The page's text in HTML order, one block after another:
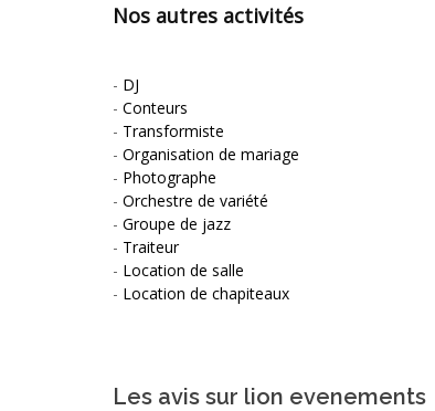
Nos autres activités
- DJ
- Conteurs
- Transformiste
- Organisation de mariage
- Photographe
- Orchestre de variété
- Groupe de jazz
- Traiteur
- Location de salle
- Location de chapiteaux
Les avis sur lion evenements